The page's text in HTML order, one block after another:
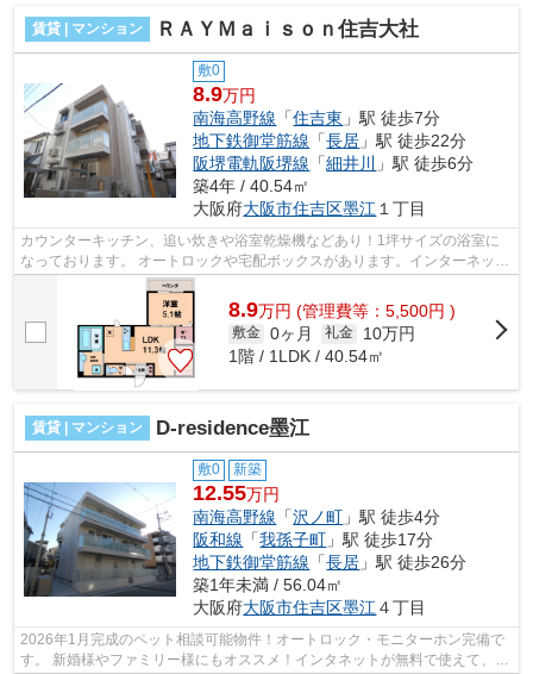
賃貸 | マンション ＲＡＹＭａｉｓｏｎ住吉大社
敷0
8.9万円
南海高野線 「住吉東 」駅 徒歩7分
地下鉄御堂筋線 「長居 」駅 徒歩22分
阪堺電軌阪堺線 「細井川
」駅 徒歩6分
築4年 / 40.54㎡
大阪府大阪市住吉区墨江１丁目
カウンターキッチン、追い炊きや浴室乾燥機などあり！1坪サイズの浴室に
なっております。 オートロックや宅配ボックスがあります。インターネット
8.9万円 (管理費等：5,500円 )
敷金 0ヶ月 礼金
10万円
1階 / 1LDK / 40.54㎡
賃貸 | マンション D-residence墨江
敷0 新築
12.55万円
南海高野線 「沢ノ町 」駅 徒歩4分
阪和線 「我孫子町 」駅 徒歩17分
地下鉄御堂筋線 「長居 」駅 徒歩26分
築1年未満 / 56.04㎡
大阪府大阪市住吉区墨江 ４丁目
2026年1月完成のペット相談可能物件！オートロック・モニターホン完備で
す。 新婚様やファミリー様にもオススメ！インタネットが無料で使えて、